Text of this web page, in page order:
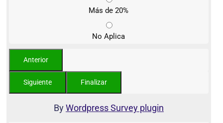
Más de 20%
No Aplica
ByWordpress Survey plugin